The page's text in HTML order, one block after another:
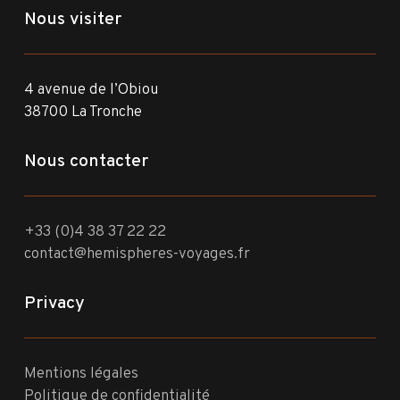
Nous visiter
4 avenue de l’Obiou
38700 La Tronche
Nous contacter
+33 (0)4 38 37 22 22
contact@hemispheres-voyages.fr
Privacy
Mentions légales